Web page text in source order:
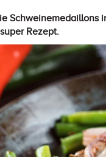
Schweinemedaillons
Rezept.